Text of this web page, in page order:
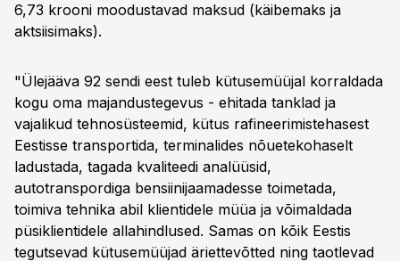
6,73 krooni moodustavad maksud (käibemaks ja
aktsiisimaks).
"Ülejääva 92 sendi eest tuleb kütusemüüjal korraldada
kogu oma majandustegevus - ehitada tanklad ja
vajalikud tehnosüsteemid, kütus rafineerimistehasest
Eestisse transportida, terminalides nõuetekohaselt
ladustada, tagada kvaliteedi analüüsid,
autotranspordiga bensiinijaamadesse toimetada,
toimiva tehnika abil klientidele müüa ja võimaldada
püsiklientidele allahindlused. Samas on kõik Eestis
tegutsevad kütusemüüjad äriettevõtted ning taotlevad